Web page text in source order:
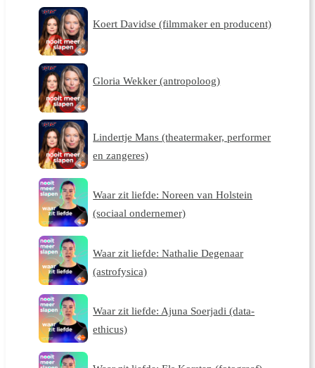
Koert Davidse (filmmaker en producent)
Gloria Wekker (antropoloog)
Lindertje Mans (theatermaker, performer
en zangeres)
Waar zit liefde: Noreen van Holstein
(sociaal ondernemer)
Waar zit liefde: Nathalie Degenaar
(astrofysica)
Waar zit liefde: Ajuna Soerjadi (data-
ethicus)